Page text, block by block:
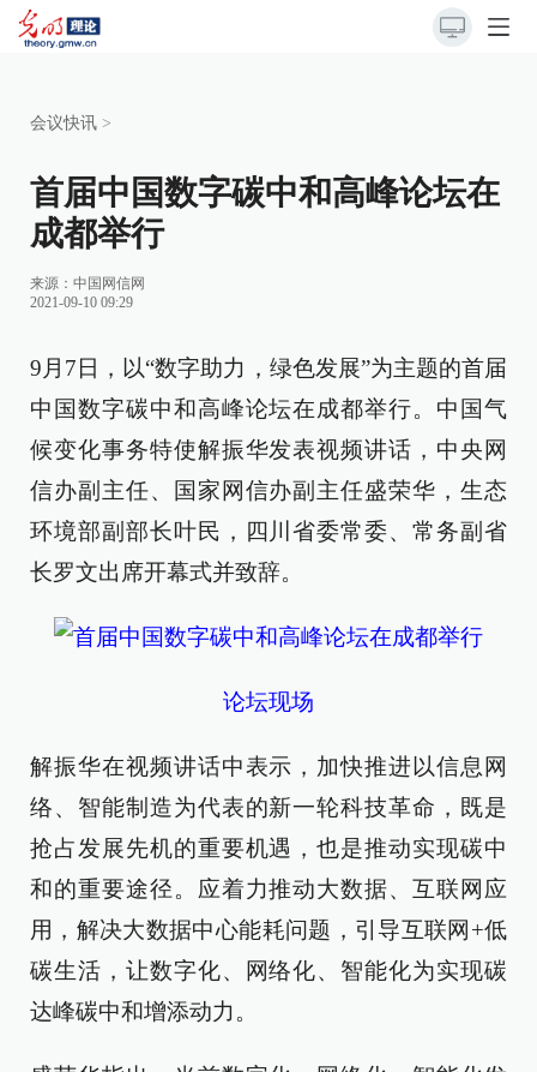
会议快讯 >
首届中国数字碳中和高峰论坛在
成都举行
来源： 中国网信网
2021-09-10 09:29
9月7日，以“数字助力，绿色发展”为主题的首届
中国数字碳中和高峰论坛在成都举行。中国气
候变化事务特使解振华发表视频讲话，中央网
信办副主任、国家网信办副主任盛荣华，生态
环境部副部长叶民，四川省委常委、常务副省
长罗文出席开幕式并致辞。
论坛现场
解振华在视频讲话中表示，加快推进以信息网
络、智能制造为代表的新一轮科技革命，既是
抢占发展先机的重要机遇，也是推动实现碳中
和的重要途径。应着力推动大数据、互联网应
用，解决大数据中心能耗问题，引导互联网+低
碳生活，让数字化、网络化、智能化为实现碳
达峰碳中和增添动力。